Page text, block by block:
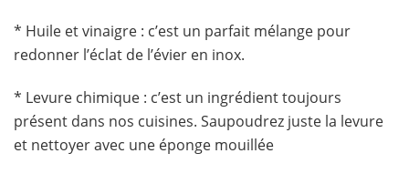
* Huile et vinaigre : c’est un parfait mélange pour
redonner l’éclat de l’évier en inox.
* Levure chimique : c’est un ingrédient toujours
présent dans nos cuisines. Saupoudrez juste la levure
et nettoyer avec une éponge mouillée